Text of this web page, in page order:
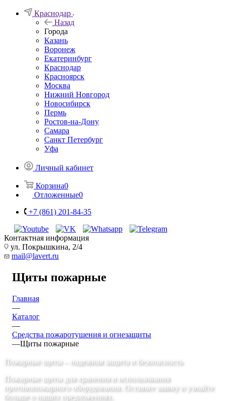
Краснодар
Назад
Города
Казань
Воронеж
Екатеринбург
Краснодар
Красноярск
Москва
Нижний Новгород
Новосибирск
Пермь
Ростов-на-Дону
Самара
Санкт Петербург
Уфа
Личный кабинет
Корзина0
Отложенные0
+7 (861) 201-84-35
Контактная информация
ул. Покрышкина, 2/4
mail@lavert.ru
Щиты пожарные
Главная
—
Каталог
—
Средства пожаротушения и огнезащиты
—Щиты пожарные
Пожарные щиты – надежная защита и безопасность
Пожарные щиты для хранения и использования
противопожарного оборудования. Оставьте заявку и узнайте
больше о наших предложениях.